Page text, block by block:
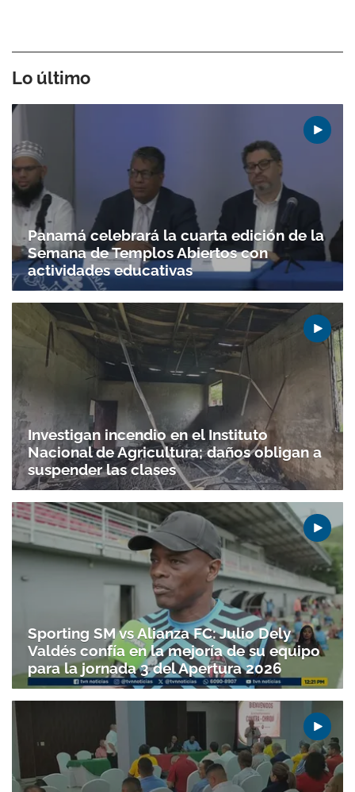
Lo último
Panamá celebrará la cuarta edición de la
Semana de Templos Abiertos con
actividades educativas
Investigan incendio en el Instituto
Nacional de Agricultura; daños obligan a
suspender las clases
Sporting SM vs Alianza FC: Julio Dely
Valdés confía en la mejoría de su equipo
para la jornada 3 del Apertura 2026